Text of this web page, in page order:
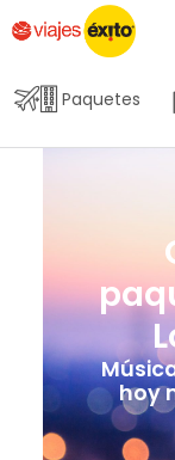
Paquetes
hoy